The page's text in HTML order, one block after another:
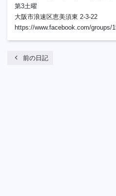
第3土曜
大阪市浪速区恵美須東 2-3-22
https://www.facebook.com/groups/
chevron_left 前の日記